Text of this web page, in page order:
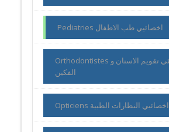
Pediatries اخصائيي طب الاطفال
Orthodontistes اخصائئي تقويم الاسنان و
الفكين
Opticiens اخصائيي النظارات الطبية